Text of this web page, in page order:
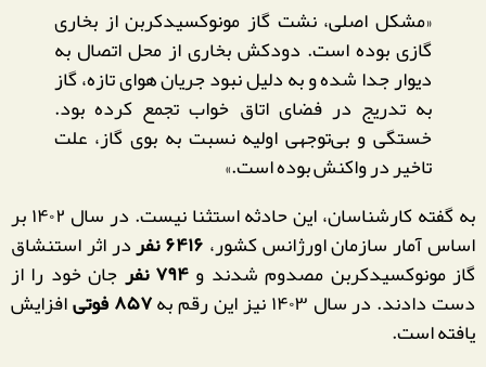
«مشکل اصلی، نشت گاز مونوکسیدکربن از بخاری
گازی بوده است. دودکش بخاری از محل اتصال به
دیوار جدا شده و به دلیل نبود جریان هوای تازه، گاز
به تدریج در فضای اتاق خواب تجمع کرده بود.
خستگی و بی‌توجهی اولیه نسبت به بوی گاز، علت
تاخیر در واکنش بوده است.»
به گفته کارشناسان، این حادثه استثنا نیست. در سال ۱۴۰۲ بر
اساس آمار سازمان اورژانس کشور،۶۴۱۶ نفر در اثر استنشاق
گاز مونوکسیدکربن مصدوم شدند و۷۹۴ نفر جان خود را از
دست دادند. در سال ۱۴۰۳ نیز این رقم به ۸۵۷ فوتی افزایش
یافته است.